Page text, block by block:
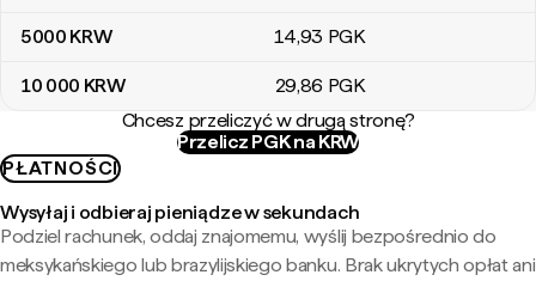
5000 KRW 14,93 PGK
10 000 KRW 29,86 PGK
Chcesz przeliczyć w drugą stronę?
Przelicz PGK na KRW
PŁATNOŚCI
Wysyłaj i odbieraj pieniądze w sekundach
Podziel rachunek, oddaj znajomemu, wyślij bezpośrednio do
meksykańskiego lub brazylijskiego banku. Brak ukrytych opłat ani